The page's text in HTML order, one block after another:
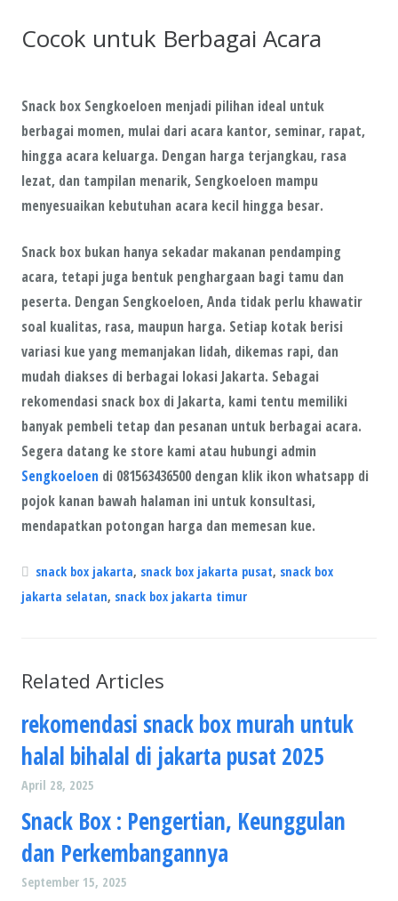
Cocok untuk Berbagai Acara
Snack box Sengkoeloen menjadi pilihan ideal untuk
berbagai momen, mulai dari acara kantor, seminar, rapat,
hingga acara keluarga. Dengan harga terjangkau, rasa
lezat, dan tampilan menarik, Sengkoeloen mampu
menyesuaikan kebutuhan acara kecil hingga besar.
Snack box bukan hanya sekadar makanan pendamping
acara, tetapi juga bentuk penghargaan bagi tamu dan
peserta. Dengan Sengkoeloen, Anda tidak perlu khawatir
soal kualitas, rasa, maupun harga. Setiap kotak berisi
variasi kue yang memanjakan lidah, dikemas rapi, dan
mudah diakses di berbagai lokasi Jakarta. Sebagai
rekomendasi snack box di Jakarta, kami tentu memiliki
banyak pembeli tetap dan pesanan untuk berbagai acara.
Segera datang ke store kami atau hubungi admin
Sengkoeloen di 081563436500 dengan klik ikon whatsapp di
pojok kanan bawah halaman ini untuk konsultasi,
mendapatkan potongan harga dan memesan kue.
snack box jakarta, snack box jakarta pusat, snack box
jakarta selatan, snack box jakarta timur
Related Articles
rekomendasi snack box murah untuk
halal bihalal di jakarta pusat 2025
April 28, 2025
Snack Box : Pengertian, Keunggulan
dan Perkembangannya
September 15, 2025